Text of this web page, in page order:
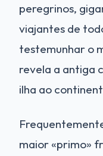
peregrinos,
viajantes de
testemunhar o
revela a antiga
ilha ao
maior «primo»